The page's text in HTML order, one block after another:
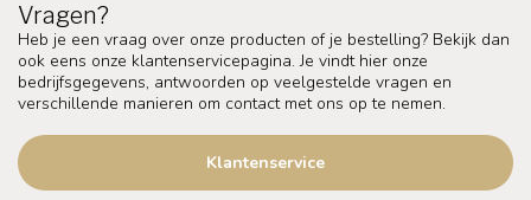
Vragen?
Heb je een vraag over onze producten of je bestelling? Bekijk dan
ook eens onze klantenservicepagina. Je vindt hier onze
bedrijfsgegevens, antwoorden op veelgestelde vragen en
verschillende manieren om contact met ons op te nemen.
Klantenservice